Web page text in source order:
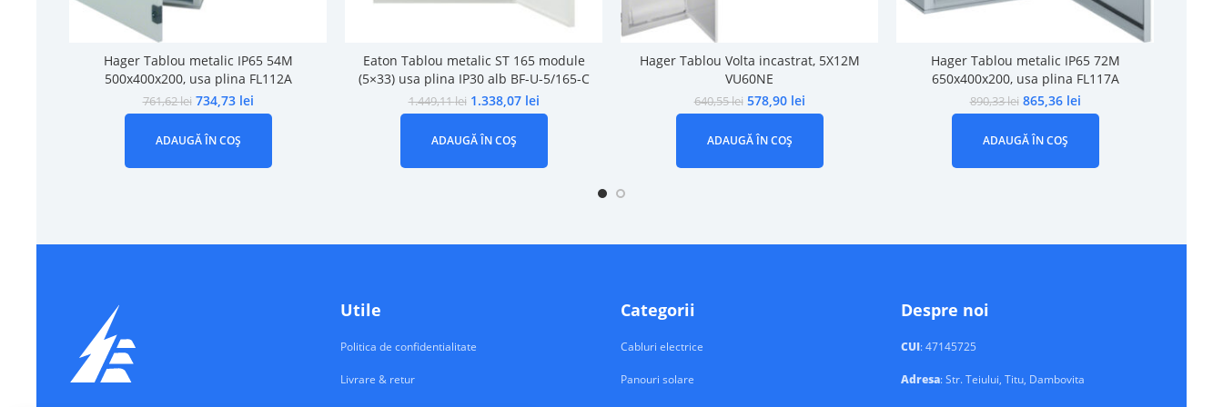
Hager Tablou metalic IP65 54M
500x400x200, usa plina FL112A
761,62lei 734,73 lei
ADAUGĂ ÎN COȘ
Eaton Tablou metalic ST 165 module
(5×33) usa plina IP30 alb BF-U-5/165-C
1.449,11lei 1.338,07 lei
ADAUGĂ ÎN COȘ
Hager Tablou Volta incastrat, 5X12M
VU60NE
640,55lei 578,90 lei
ADAUGĂ ÎN COȘ
Hager Tablou metalic IP65 72M
650x400x200, usa plina FL117A
890,33lei 865,36 lei
ADAUGĂ ÎN COȘ
Utile
Politica de confidentialitate
Livrare & retur
Categorii
Cabluri electrice
Panouri solare
Despre noi
CUI: 47145725
Adresa: Str. Teiului, Titu, Dambovita